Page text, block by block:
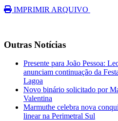
IMPRIMIR ARQUIVO
Outras Notícias
Presente para João Pessoa:
anunciam continuação da
Lagoa
Novo binário solicitado por
Valentina
Marmuthe celebra nova
linear na Perimetral Sul